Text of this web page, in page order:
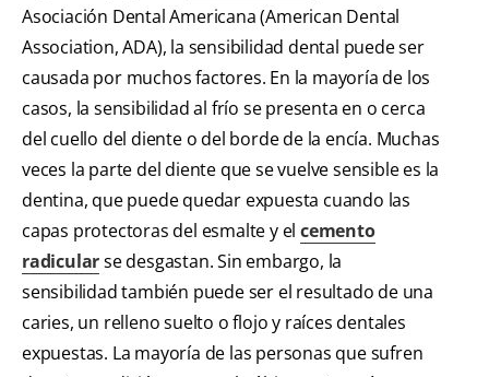
Asociación Dental Americana (American Dental
Association, ADA), la sensibilidad dental puede ser
causada por muchos factores. En la mayoría de los
casos, la sensibilidad al frío se presenta en o cerca
del cuello del diente o del borde de la encía. Muchas
veces la parte del diente que se vuelve sensible es la
dentina, que puede quedar expuesta cuando las
capas protectoras del esmalte y elcemento
radicularse desgastan. Sin embargo, la
sensibilidad también puede ser el resultado de una
caries, un relleno suelto o flojo y raíces dentales
expuestas. La mayoría de las personas que sufren